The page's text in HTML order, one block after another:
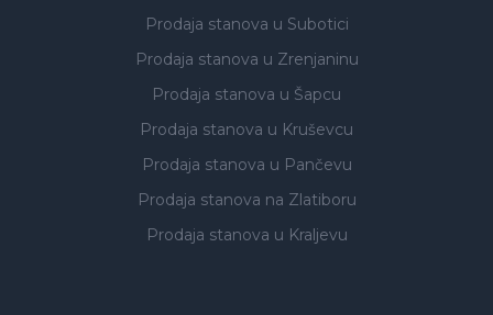
Prodaja stanova u Subotici
Prodaja stanova u Zrenjaninu
Prodaja stanova u Šapcu
Prodaja stanova u Kruševcu
Prodaja stanova u Pančevu
Prodaja stanova na Zlatiboru
Prodaja stanova u Kraljevu